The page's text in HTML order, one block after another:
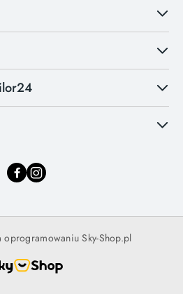
oprogramowaniu Sky-Shop.pl